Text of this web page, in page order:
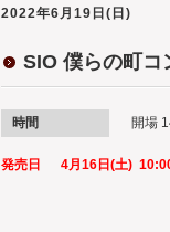
2022年6月19日(日)
SIO 僕らの町コ
時間 開場
発売日 4月16日(土)